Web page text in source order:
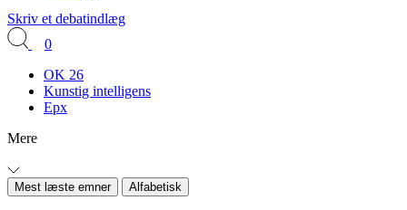
Skriv et debatindlæg
0
OK 26
Kunstig intelligens
Epx
Mere
Mest læste emner Alfabetisk